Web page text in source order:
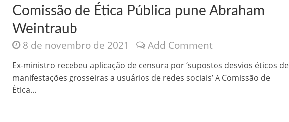
Jesus Sociedade Anônima, Como usam o nome de Jesus para ganhar dinheiro
Comissão de Ética Pública pune Abraham
Weintraub
8 de novembro de 2021 Add Comment
Ex-ministro recebeu aplicação de censura por ‘supostos desvios éticos de
manifestações grosseiras a usuários de redes sociais’ A Comissão de
Ética...